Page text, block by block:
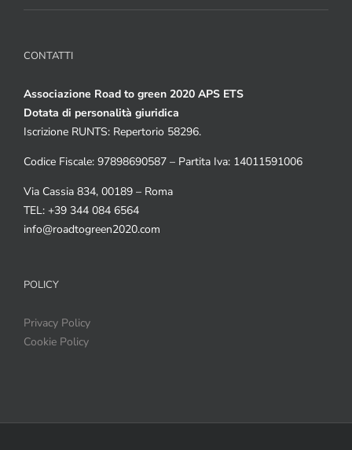
CONTATTI
Associazione Road to green 2020 APS ETS
Dotata di personalità giuridica
Iscrizione RUNTS: Repertorio 58296.
Codice Fiscale: 97898690587 – Partita Iva: 14011591006
Via Cassia 834, 00189 – Roma
TEL: +39 344 084 6564
info@roadtogreen2020.com
POLICY
Privacy Policy
Cookie Policy